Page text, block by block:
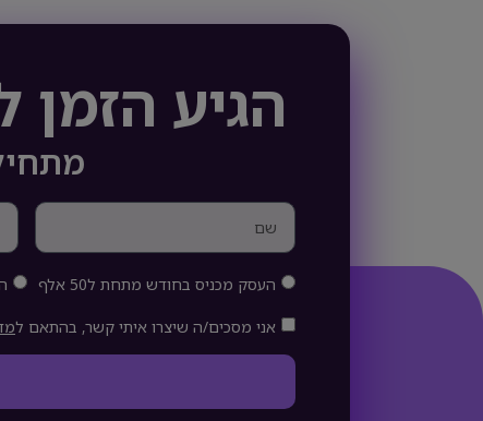
הגיע
העסק מכניס בחודש מתחת ל50 אלף
אני מסכים/ה שיצרו איתי קשר, בהתאם ל